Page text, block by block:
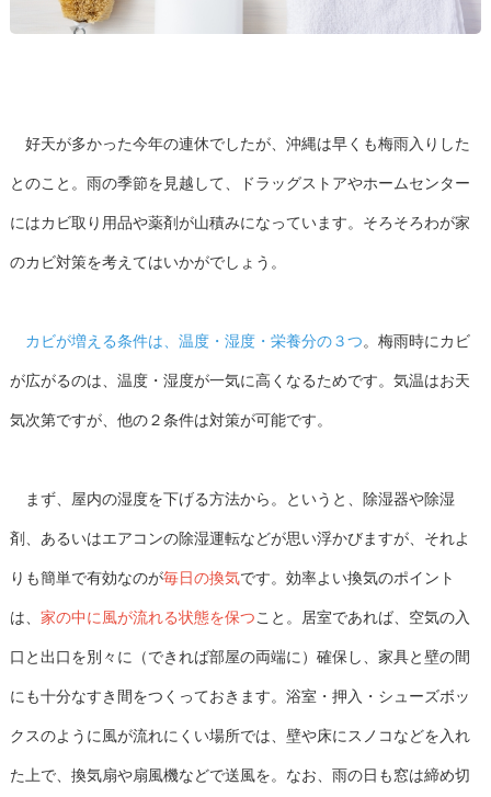
好天が多かった今年の連休でしたが、沖縄は早くも梅雨入りした
とのこと。雨の季節を見越して、ドラッグストアやホームセンター
にはカビ取り用品や薬剤が山積みになっています。そろそろわが家
のカビ対策を考えてはいかがでしょう。
カビが増える条件は、温度・湿度・栄養分の３つ。梅雨時にカビ
が広がるのは、温度・湿度が一気に高くなるためです。気温はお天
気次第ですが、他の２条件は対策が可能です。
まず、屋内の湿度を下げる方法から。というと、除湿器や除湿
剤、あるいはエアコンの除湿運転などが思い浮かびますが、それよ
りも簡単で有効なのが毎日の換気です。効率よい換気のポイント
は、 家の中に風が流れる状態を保つこと。居室であれば、空気の入
口と出口を別々に（できれば部屋の両端に）確保し、家具と壁の間
にも十分なすき間をつくっておきます。浴室・押入・シューズボッ
クスのように風が流れにくい場所では、壁や床にスノコなどを入れ
た上で、換気扇や扇風機などで送風を。なお、雨の日も窓は締め切